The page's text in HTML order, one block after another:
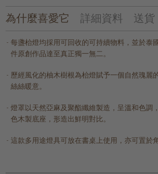
為什麼喜愛它 詳細資料 送貨
每盞枱燈均採用可回收的可持續物料，並於泰
件原創作品達至真正獨一無二。
歷經風化的柚木樹根為枱燈賦予一個自然瑰麗
絲絲暖意。
燈罩以天然亞麻及聚酯纖維製造，呈溫和色調
色木製底座，形造出鮮明對比。
這款多用途燈具可放在書桌上使用，亦可置於